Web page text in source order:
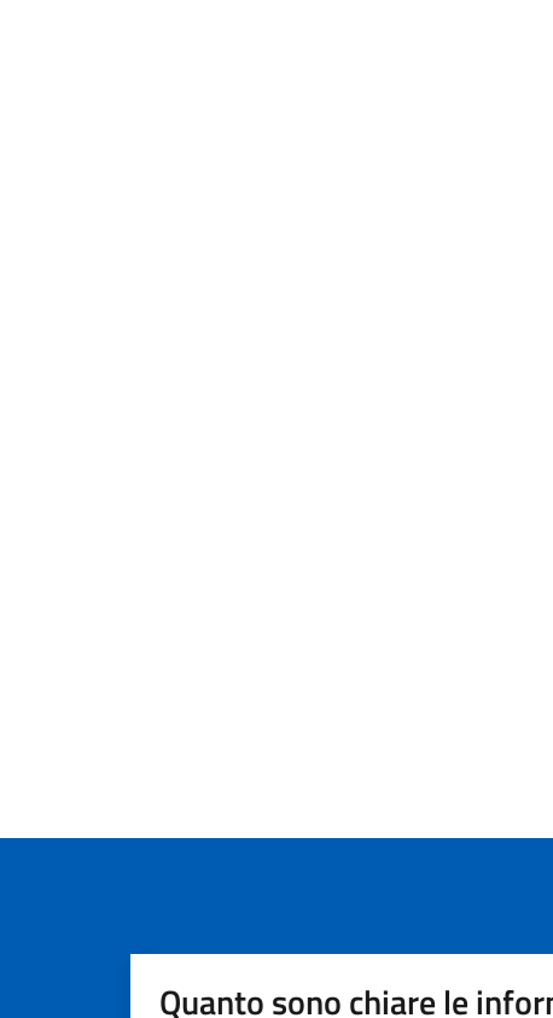
Quanto sono chiare le